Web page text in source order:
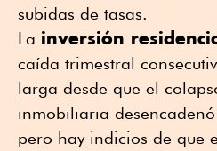
subidas de tasas.
La inversión
caída trimestral
larga desde que el
inmobiliaria
pero hay indicios de que